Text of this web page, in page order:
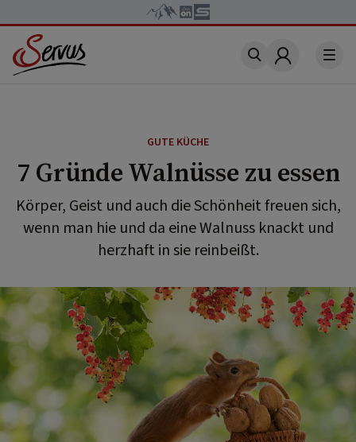
Account
GUTE KÜCHE
7 Gründe Walnüsse zu essen
Körper, Geist und auch die Schönheit freuen sich,
wenn man hie und da eine Walnuss knackt und
herzhaft in sie reinbeißt.